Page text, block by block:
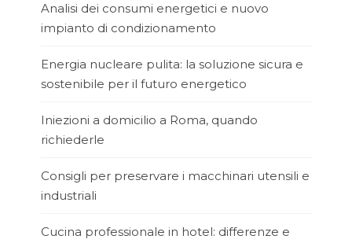
Analisi dei consumi energetici e nuovo
impianto di condizionamento
Energia nucleare pulita: la soluzione sicura e
sostenibile per il futuro energetico
Iniezioni a domicilio a Roma, quando
richiederle
Consigli per preservare i macchinari utensili e
industriali
Cucina professionale in hotel: differenze e